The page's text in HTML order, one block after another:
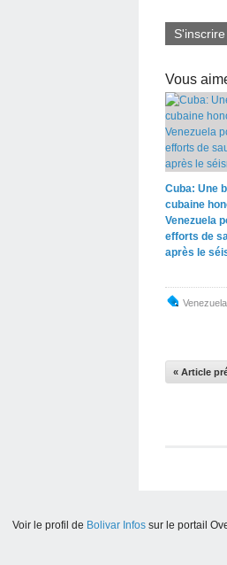
Vous
Cuba: Une
cubaine
Venezuela
efforts de
après le
Venezuela
« Article
Voir le profil de Bolivar Infossur le portail